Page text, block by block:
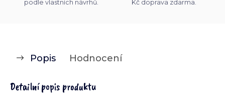
podle vlastních návrhů. Kč doprava zdarma.
Popis Hodnocení
Detailní popis produktu